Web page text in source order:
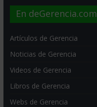
En deGerencia.com
Artículos de Gerencia
Noticias de Gerencia
Videos de Gerencia
Libros de Gerencia
Webs de Gerencia